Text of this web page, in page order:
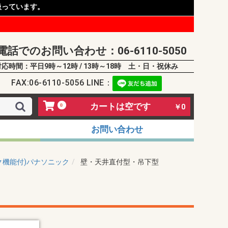
ています。
話でのお問い合わせ：06-6110-5050
応時間：平日9時～12時 / 13時～18時 土・日・祝休み
FAX:06-6110-5056 LINE：
0 カートは空です ￥0
お問い合わせ
能付)パナソニック 壁・天井直付型・吊下型